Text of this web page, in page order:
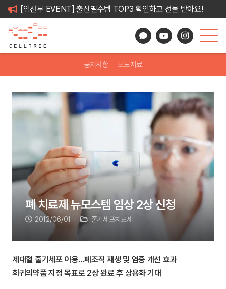
[임산부 EVENT] 출산필수템 TOP3 확인하고 선물 받아요!
공지사항 보도자료
폐 치료제 뉴모스템 임상 2상 신청
2012/06/01 줄기세포치료제
제대혈 줄기세포 이용…폐조직 재생 및 염증 개선 효과
희귀의약품 지정 목표로 2상 완료 후 상용화 기대